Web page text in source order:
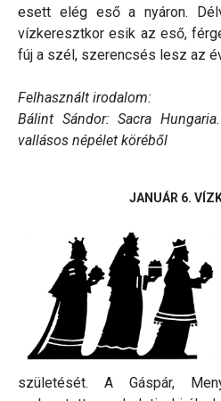
esett elég eső a nyáron.
vízkeresztkor esik az eső,
fúj a szél, szerencsés lesz az
Felhasznált irodalom:
Bálint Sándor: Sacra
vallásos népélet köréből
JANUÁR 6.
születését. A Gáspár,